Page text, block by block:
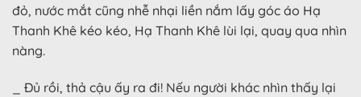
đỏ, nước mắt cũng nhễ nhại liền nắm lấy góc áo Hạ
Thanh Khê kéo kéo, Hạ Thanh Khê lùi lại, quay qua nhìn
nàng.
_ Đủ rồi, thả cậu ấy ra đi! Nếu người khác nhìn thấy lại